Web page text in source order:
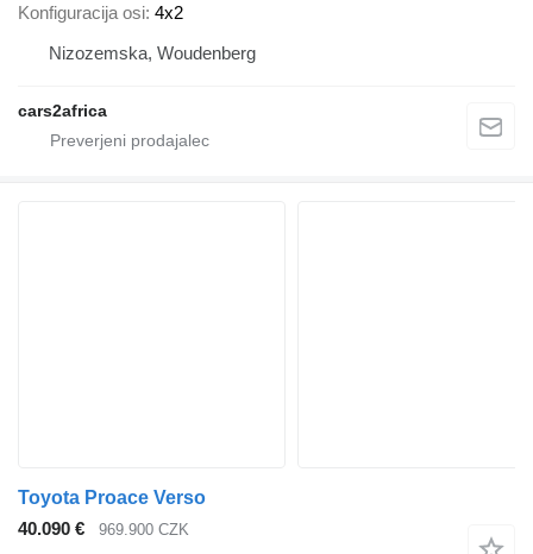
Konfiguracija osi 4x2
Nizozemska, Woudenberg
cars2africa
Toyota Proace Verso
40.090 €
969.900 CZK